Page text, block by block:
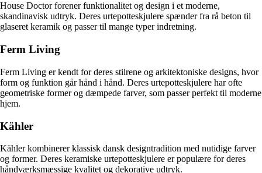
House Doctor forener funktionalitet og design i et moderne,
skandinavisk udtryk. Deres urtepotteskjulere spænder fra rå beton til
glaseret keramik og passer til mange typer indretning.
Ferm Living
Ferm Living er kendt for deres stilrene og arkitektoniske designs, hvor
form og funktion går hånd i hånd. Deres urtepotteskjulere har ofte
geometriske former og dæmpede farver, som passer perfekt til moderne
hjem.
Kähler
Kähler kombinerer klassisk dansk designtradition med nutidige farver
og former. Deres keramiske urtepotteskjulere er populære for deres
håndværksmæssige kvalitet og dekorative udtryk.